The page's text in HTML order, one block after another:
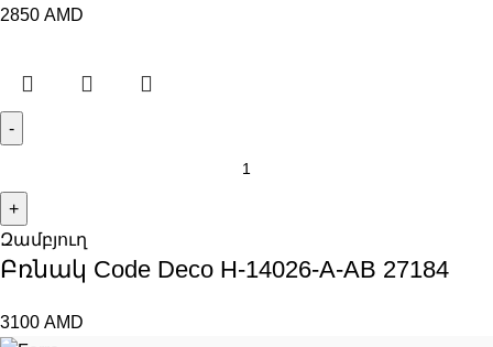
2850 AMD
Զամբյուղ
Բռնակ Code Deco H-14026-A-AB 27184
3100 AMD